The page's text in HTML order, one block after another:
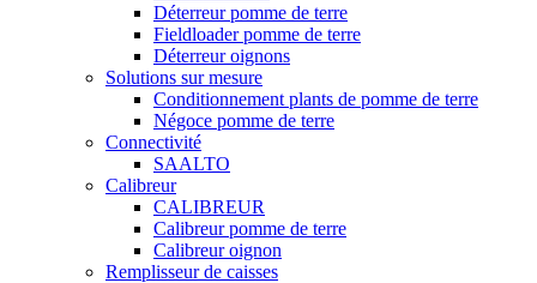
Déterreur pomme de terre
Fieldloader pomme de terre
Déterreur oignons
Solutions sur mesure
Conditionnement plants de pomme de terre
Négoce pomme de terre
Connectivité
SAALTO
Calibreur
CALIBREUR
Calibreur pomme de terre
Calibreur oignon
Remplisseur de caisses